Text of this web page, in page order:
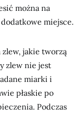
można na
miejsce.
zlew, jakie tworzą
zlew nie jest
miarki i
płaskie po
Podczas